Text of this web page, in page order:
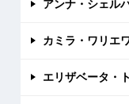
アンナ・シェル
カミラ・ワリエ
エリザベータ・